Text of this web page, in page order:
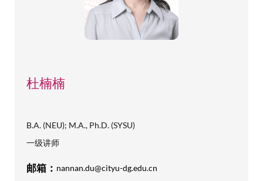
杜楠楠
B.A. (NEU); M.A., Ph.D. (SYSU)
一级讲师
邮箱： nannan.du@cityu-dg.edu.cn